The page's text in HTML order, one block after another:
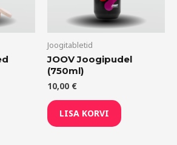
Joogitabletid
JOOV Joogipudel
(750ml)
10,00 €
LISA KORVI